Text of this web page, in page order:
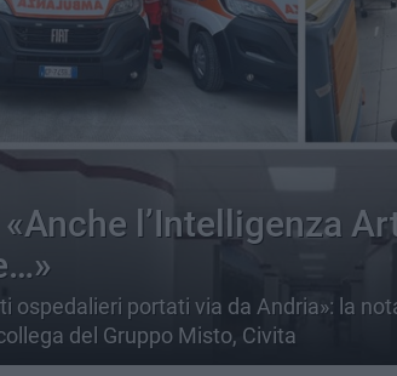
l’Intelligenza
ospedalieri portati via da Andria»: la
del Gruppo Misto, Civita